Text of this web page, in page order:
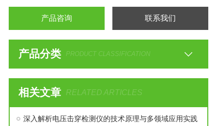
产品咨询 联系我们
产品分类 PRODUCT CLASSIFICATION
相关文章 RELATED ARTICLES
深入解析电压击穿检测仪的技术原理与多领域应用实践